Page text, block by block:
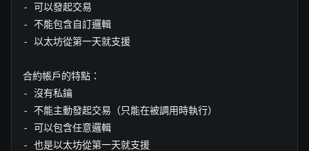
- 可以發起交易
- 不能包含自訂邏輯
- 以太坊從第一天就支援
合約帳戶的特點：
- 沒有私鑰
- 不能主動發起交易（只能在被調用時執行）
- 可以包含任意邏輯
- 也是以太坊從第一天就支援